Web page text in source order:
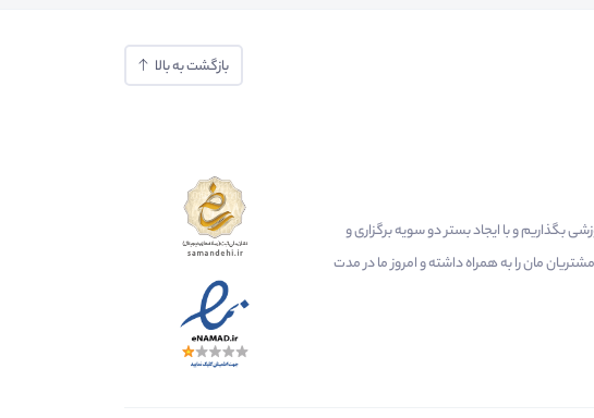
بازگشت به بالا
بگذاریم و با ایجاد بستر دو سویه برگزاری و
مان را به همراه داشته و امروز ما در مدت